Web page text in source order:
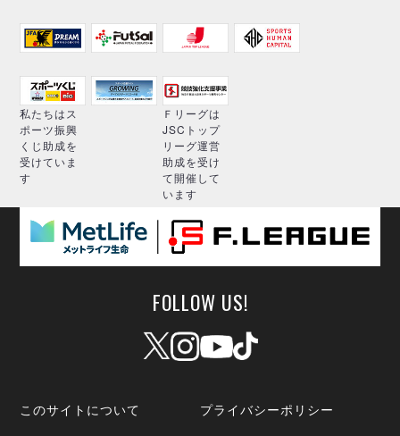
私たちはス
ポーツ振興
くじ助成を
受けていま
す
Ｆリーグは
JSCトップ
リーグ運営
助成を受け
て開催して
います
FOLLOW US!
このサイトについて プライバシーポリシー